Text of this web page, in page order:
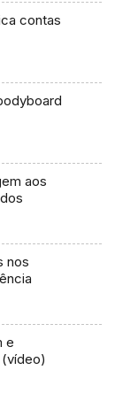
contas
aos
nos
e